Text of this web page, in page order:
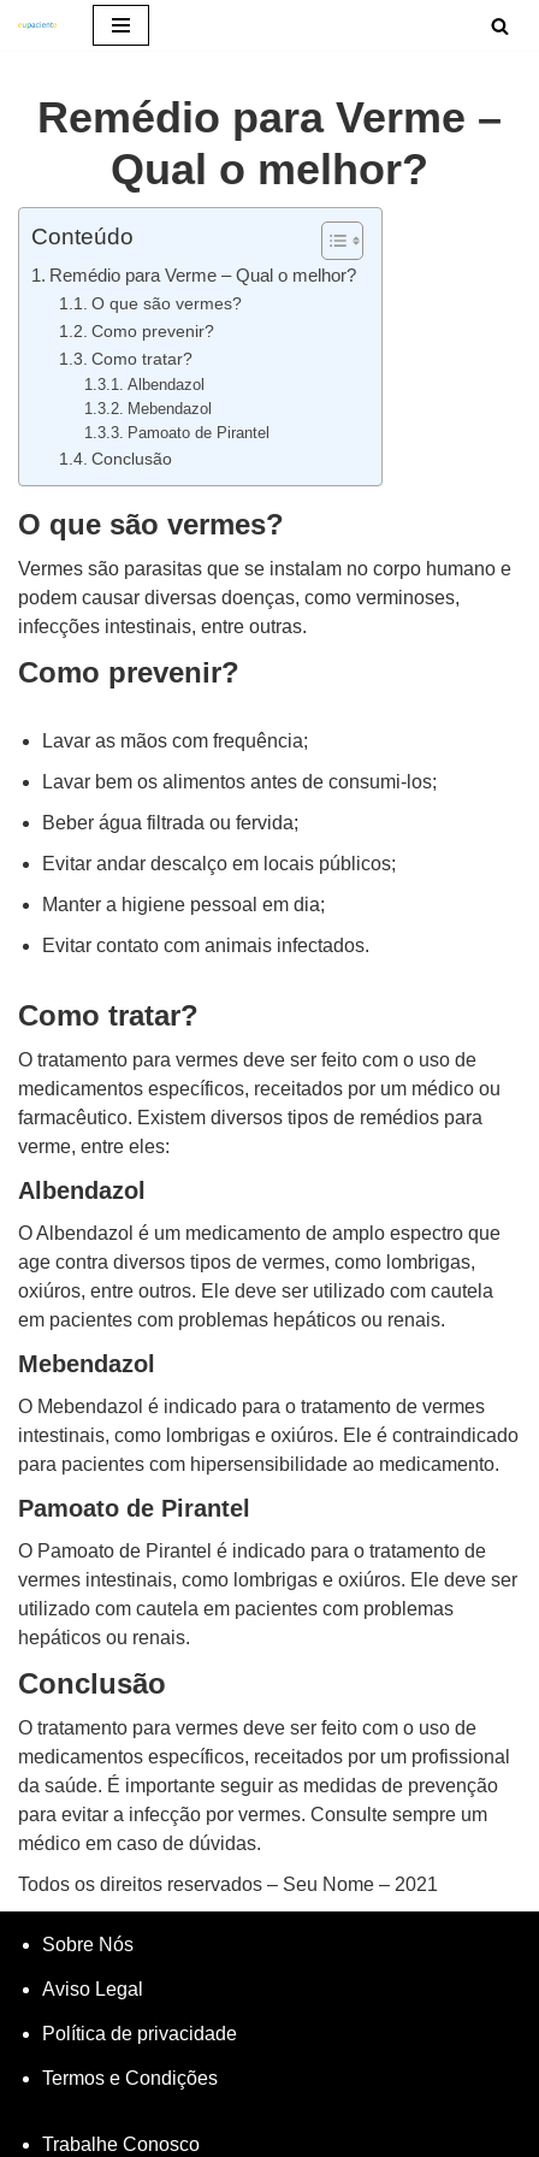
Remédio para Verme –
Qual o melhor?
Conteúdo
Remédio para Verme – Qual o melhor?
O que são vermes?
Como prevenir?
Como tratar?
Albendazol
Mebendazol
Pamoato de Pirantel
Conclusão
O que são vermes?
Vermes são parasitas que se instalam no corpo humano e
podem causar diversas doenças, como verminoses,
infecções intestinais, entre outras.
Como prevenir?
Lavar as mãos com frequência;
Lavar bem os alimentos antes de consumi-los;
Beber água filtrada ou fervida;
Evitar andar descalço em locais públicos;
Manter a higiene pessoal em dia;
Evitar contato com animais infectados.
Como tratar?
O tratamento para vermes deve ser feito com o uso de
medicamentos específicos, receitados por um médico ou
farmacêutico. Existem diversos tipos de remédios para
verme, entre eles:
Albendazol
O Albendazol é um medicamento de amplo espectro que
age contra diversos tipos de vermes, como lombrigas,
oxiúros, entre outros. Ele deve ser utilizado com cautela
em pacientes com problemas hepáticos ou renais.
Mebendazol
O Mebendazol é indicado para o tratamento de vermes
intestinais, como lombrigas e oxiúros. Ele é contraindicado
para pacientes com hipersensibilidade ao medicamento.
Pamoato de Pirantel
O Pamoato de Pirantel é indicado para o tratamento de
vermes intestinais, como lombrigas e oxiúros. Ele deve ser
utilizado com cautela em pacientes com problemas
hepáticos ou renais.
Conclusão
O tratamento para vermes deve ser feito com o uso de
medicamentos específicos, receitados por um profissional
da saúde. É importante seguir as medidas de prevenção
para evitar a infecção por vermes. Consulte sempre um
médico em caso de dúvidas.
Todos os direitos reservados – Seu Nome – 2021
Sobre Nós
Aviso Legal
Política de privacidade
Termos e Condições
Trabalhe Conosco